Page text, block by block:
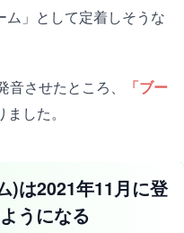
ム」として定着しそうな
させたところ、
「ブー
した。
)は2021年11月に登
うになる